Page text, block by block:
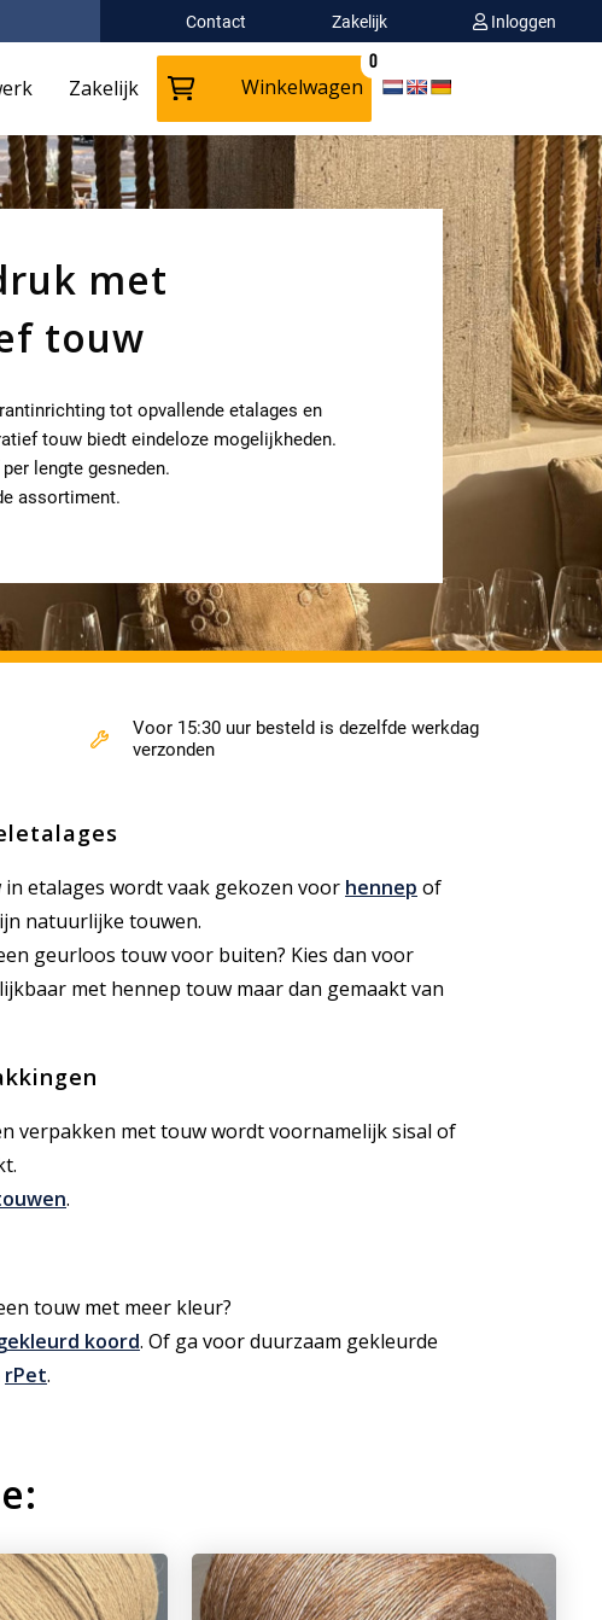
Contact Zakelijk Inloggen
Zakelijk Winkelwagen
0
met
touw
tot opvallende etalages en
touw biedt eindeloze mogelijkheden.
lengte gesneden.
assortiment.
Voor 15:30 uur besteld is dezelfde werkdag
verzonden
etalages wordt vaak gekozen voor hennep of
natuurlijke touwen.
geurloos touw voor buiten? Kies dan voor
met hennep touw maar dan gemaakt van
verpakken met touw wordt voornamelijk sisal of
.
touw met meer kleur?
koord. Of ga voor duurzaam gekleurde
rPet.